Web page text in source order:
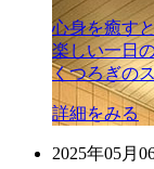
心身を癒す
楽しい一日
くつろぎの
詳細をみる
2025年05月